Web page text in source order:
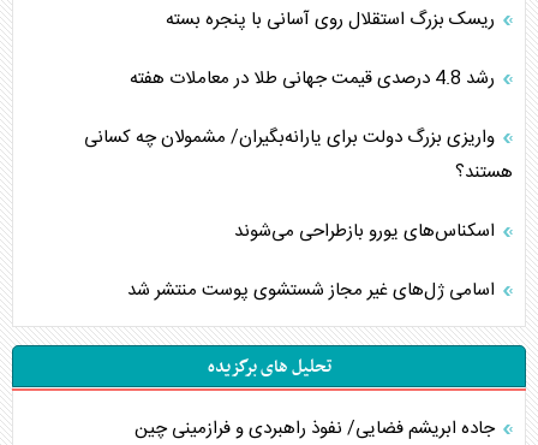
ریسک بزرگ استقلال روی آسانی با پنجره بسته
رشد 4.8 درصدی قیمت جهانی طلا در معاملات هفته
واریزی بزرگ دولت برای یارانه‌بگیران/ مشمولان چه کسانی
هستند؟
اسکناس‌های یورو بازطراحی می‌شوند
اسامی ژل‌های غیر مجاز شستشوی پوست منتشر شد
تحلیل های برگزیده
جاده ابریشم فضایی/ نفوذ راهبردی و فرازمینی چین